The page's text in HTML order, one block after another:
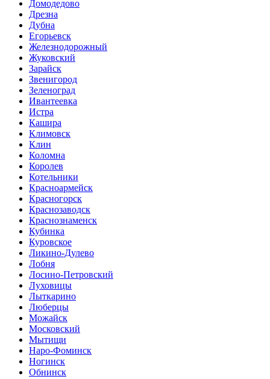
Домодедово
Дрезна
Дубна
Егорьевск
Железнодорожный
Жуковский
Зарайск
Звенигород
Зеленоград
Ивантеевка
Истра
Кашира
Климовск
Клин
Коломна
Королев
Котельники
Красноармейск
Красногорск
Краснозаводск
Краснознаменск
Кубинка
Куровское
Ликино-Дулево
Лобня
Лосино-Петровский
Луховицы
Лыткарино
Люберцы
Можайск
Московский
Мытищи
Наро-Фоминск
Ногинск
Обнинск